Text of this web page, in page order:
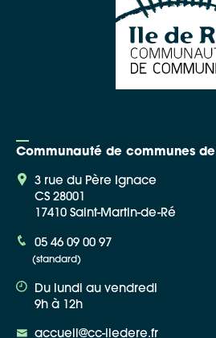
Communauté de communes
3 rue du Père Ignace
CS 28001
17410 Saint-Martin-de-Ré
05 46 09 00 97
(standard)
Du lundi au vendredi
9h à 12h
accueil@cc-iledere.fr